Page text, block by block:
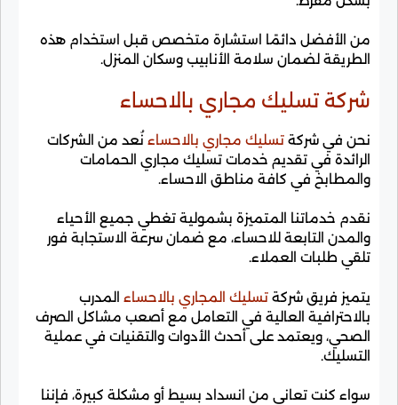
من الأفضل دائمًا استشارة متخصص قبل استخدام هذه
الطريقة لضمان سلامة الأنابيب وسكان المنزل.
شركة تسليك مجاري بالاحساء
نحن في شركة تسليك مجاري بالاحساء نُعد من الشركات
الرائدة في تقديم خدمات تسليك مجاري الحمامات
والمطابخ في كافة مناطق الاحساء.
نقدم خدماتنا المتميزة بشمولية تغطي جميع الأحياء
والمدن التابعة للاحساء، مع ضمان سرعة الاستجابة فور
تلقي طلبات العملاء.
يتميز فريق شركة تسليك المجاري بالاحساء المدرب
بالاحترافية العالية في التعامل مع أصعب مشاكل الصرف
الصحي، ويعتمد على أحدث الأدوات والتقنيات في عملية
التسليك.
سواء كنت تعاني من انسداد بسيط أو مشكلة كبيرة، فإننا